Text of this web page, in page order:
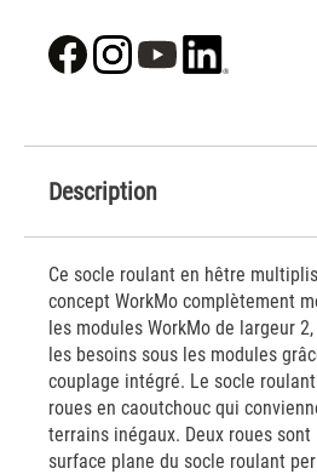
Description
Ce socle roulant en hêtre
concept WorkMo complètement
les modules WorkMo de largeur
les besoins sous les modules
couplage intégré. Le socle
roues en caoutchouc qui
terrains inégaux. Deux roues
surface plane du socle roulant